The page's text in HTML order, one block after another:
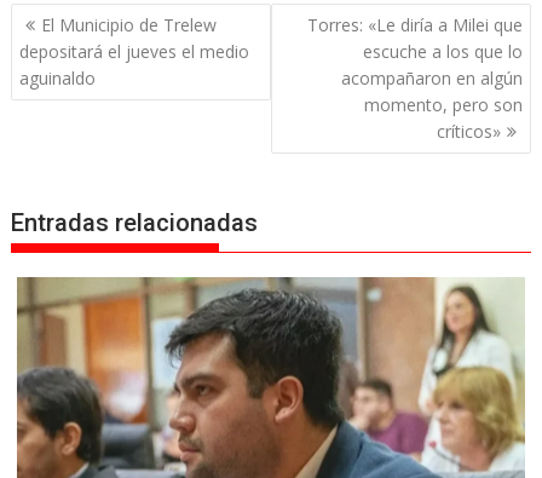
Navegación
de
entradas
El Municipio de Trelew
depositará el jueves el medio
aguinaldo
Torres: «Le diría a Milei que
escuche a los que lo
acompañaron en algún
momento, pero son
críticos»
Entradas relacionadas